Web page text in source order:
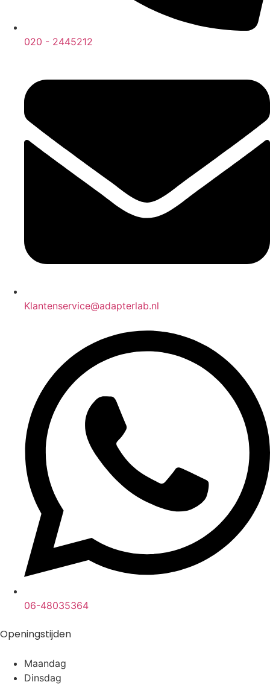
020 - 2445212
Klantenservice@adapterlab.nl
06-48035364
Openingstijden
Maandag
Dinsdag